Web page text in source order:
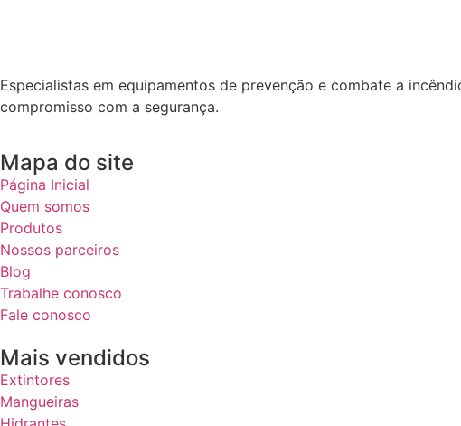
Especialistas em equipamentos de prevenção e combate a
compromisso com a segurança.
Mapa do site
Página Inicial
Quem somos
Produtos
Nossos parceiros
Blog
Trabalhe conosco
Fale conosco
Mais vendidos
Extintores
Mangueiras